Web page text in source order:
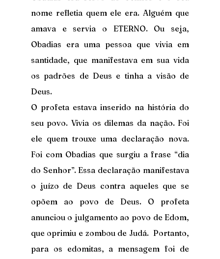
nome refletia quem ele era. Alguém que
amava e servia o ETERNO. Ou seja,
Obadias era uma pessoa que vivia em
santidade, que manifestava em sua vida
os padrões de Deus e tinha a visão de
Deus.
O profeta estava inserido na história do
seu povo. Vivia os dilemas da nação. Foi
ele quem trouxe uma declaração nova.
Foi com Obadias que surgiu a frase “dia
do Senhor”. Essa declaração manifestava
o juízo de Deus contra aqueles que se
opõem ao povo de Deus. O profeta
anunciou o julgamento ao povo de Edom,
que oprimiu e zombou de Judá.  Portanto,
para os edomitas, a mensagem foi de